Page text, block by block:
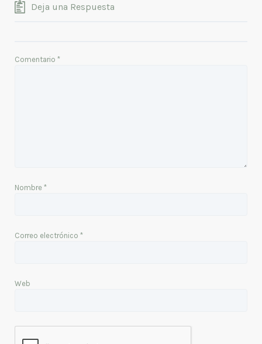
Deja una Respuesta
Comentario *
Nombre *
Correo electrónico *
Web